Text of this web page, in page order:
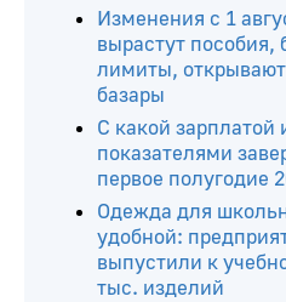
Изменения с 1
вырастут пособия,
лимиты,
базары
С какой зарплатой
показателями
первое полугодие
Одежда для
удобной:
выпустили к
тыс. изделий